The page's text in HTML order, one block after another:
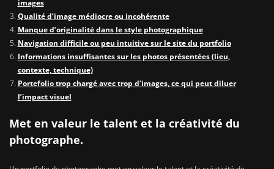
images
Qualité d’image médiocre ou incohérente
Manque d’originalité dans le style photographique
Navigation difficile ou peu intuitive sur le site du portfolio
Informations insuffisantes sur les photos présentées (lieu,
contexte, technique)
Portefolio trop chargé avec trop d’images, ce qui peut diluer
l’impact visuel
Met en valeur le talent et la créativité du
photographe.